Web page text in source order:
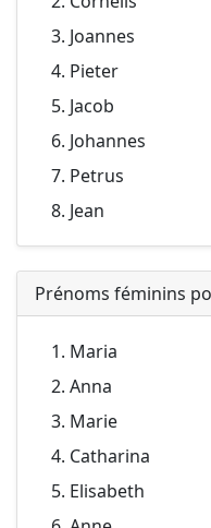
Joannes
Pieter
Jacob
Johannes
Petrus
Jean
Prénoms féminins
Maria
Anna
Marie
Catharina
Elisabeth